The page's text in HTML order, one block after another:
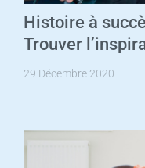
Histoire à
Trouver
29 Décembre 2020